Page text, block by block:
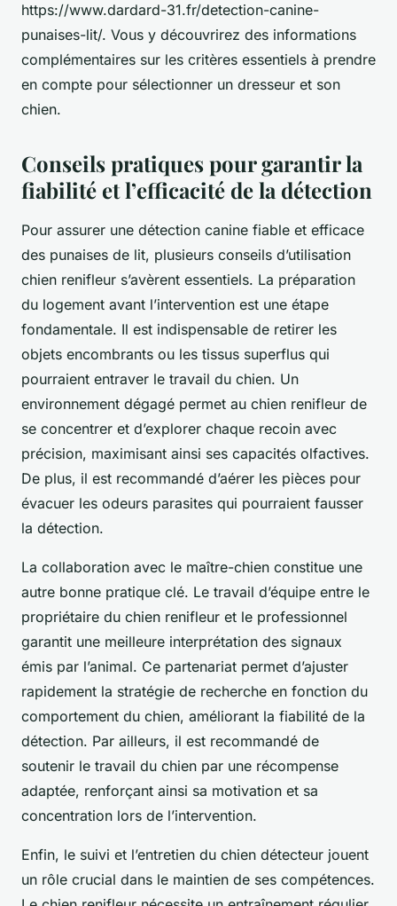
https://www.dardard-31.fr/detection-canine-
punaises-lit/. Vous y découvrirez des informations
complémentaires sur les critères essentiels à prendre
en compte pour sélectionner un dresseur et son
chien.
Conseils pratiques pour garantir la
fiabilité et l’efficacité de la détection
Pour assurer une détection canine fiable et efficace
des punaises de lit, plusieurs conseils d’utilisation
chien renifleur s’avèrent essentiels. La préparation
du logement avant l’intervention est une étape
fondamentale. Il est indispensable de retirer les
objets encombrants ou les tissus superflus qui
pourraient entraver le travail du chien. Un
environnement dégagé permet au chien renifleur de
se concentrer et d’explorer chaque recoin avec
précision, maximisant ainsi ses capacités olfactives.
De plus, il est recommandé d’aérer les pièces pour
évacuer les odeurs parasites qui pourraient fausser
la détection.
La collaboration avec le maître-chien constitue une
autre bonne pratique clé. Le travail d’équipe entre le
propriétaire du chien renifleur et le professionnel
garantit une meilleure interprétation des signaux
émis par l’animal. Ce partenariat permet d’ajuster
rapidement la stratégie de recherche en fonction du
comportement du chien, améliorant la fiabilité de la
détection. Par ailleurs, il est recommandé de
soutenir le travail du chien par une récompense
adaptée, renforçant ainsi sa motivation et sa
concentration lors de l’intervention.
Enfin, le suivi et l’entretien du chien détecteur jouent
un rôle crucial dans le maintien de ses compétences.